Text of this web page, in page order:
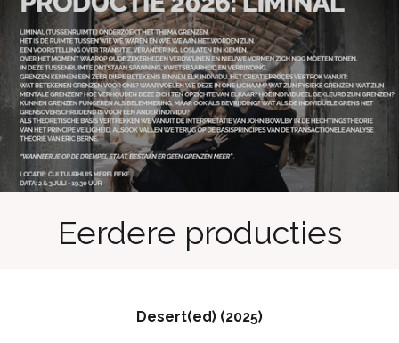
Eerdere producties
Desert(ed) (2025)